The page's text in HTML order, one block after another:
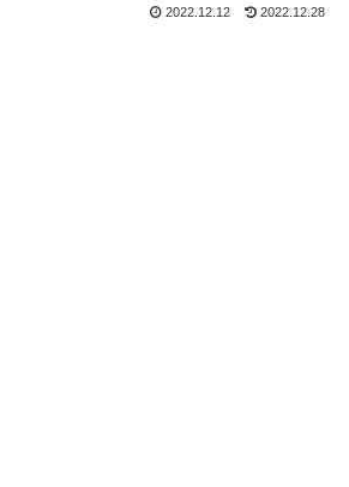
2022.12.12 2022.12.28